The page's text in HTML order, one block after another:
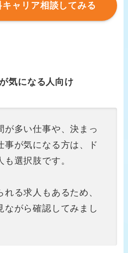
ャリア相談してみる
気になる人向け
が多い仕事や、決まっ
事が気になる方は、ド
選択肢です。
る求人もあるため、
ながら確認してみまし